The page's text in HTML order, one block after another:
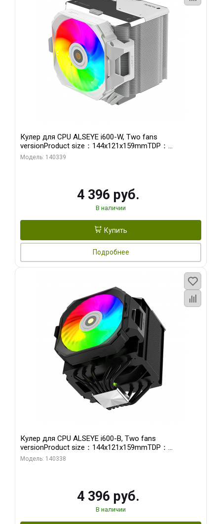
Кулер для CPU ALSEYE i600-W, Two fans
versionProduct size：144x121x159mmTDP：
270WSoldering technology CD textureApplication:Intel：
Модель: 140339
4 396 руб.
В наличии
Купить
Подробнее
Кулер для CPU ALSEYE i600-B, Two fans
versionProduct size：144x121x159mmTDP：
270WSoldering technology CD textureApplication:Intel：
Модель: 140338
4 396 руб.
В наличии